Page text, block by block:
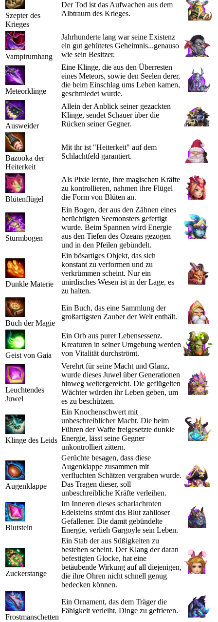
Szepter des
Krieges
Der Tod ist das Aufwachen aus dem
Albtraum des Krieges.
Vampirumhang
Jahrhunderte lang war seine Existenz
ein gut gehütetes Geheimnis...genauso
wie sein Besitzer.
Meteorklinge
Eine Klinge, die aus den Überresten
eines Meteors, sowie den Seelen derer,
die beim Einschlag ums Leben kamen,
geschmiedet wurde.
Ausweider
Allein der Anblick seiner gezackten
Klinge, sendet Schauer über die
Rücken seiner Gegner.
Bazooka der
Heiterkeit
Mit ihr ist "Heiterkeit" auf dem
Schlachtfeld garantiert.
Blütenflügel
Als Pixie lernte, ihre magischen Kräfte
zu kontrollieren, nahmen ihre Flügel
die Form von Blüten an.
Sturmbogen
Ein Bogen, der aus den Zähnen eines
berüchtigten Seemonsters gefertigt
wurde. Beim Spannen wird Energie
aus den Tiefen des Ozeans gezogen
und in den Pfeilen gebündelt.
Dunkle Materie
Ein bösartiges Objekt, das sich
konstant zu verformen und zu
verkrümmen scheint. Nur ein
unirdisches Wesen ist in der Lage, es
zu halten.
Buch der Magie
Ein Buch, das eine Sammlung der
großartigsten Zauber der Welt enthält.
Geist von Gaia
Ein Orb aus purer Lebensessenz.
Kreaturen in seiner Umgebung werden
von Vitalität durchströmt.
Leuchtendes
Juwel
Verehrt für seine Macht und Glanz,
wurde dieses Juwel über Generationen
hinweg weitergereicht. Die geflügelten
Wächter würden ihr Leben geben, um
es zu beschützen.
Klinge des Leids
Ein Knochenschwert mit
unbeschreiblicher Macht. Die beim
Führen der Waffe freigesetzte dunkle
Energie, lässt seine Gegner
unkontrolliert zittern.
Augenklappe
Gerüchte besagen, dass diese
Augenklappe zusammen mit
verfluchten Schätzen vergraben wurde.
Das Tragen dieser, soll
unbeschreibliche Kräfte verleihen.
Blutstein
Im Inneren dieses scharlachroten
Edelsteins strömt das Blut zahlloser
Gefallener. Die damit gebündelte
Energie, verlieh Gargoyle sein Leben.
Zuckerstange
Ein Stab der aus Süßigkeiten zu
bestehen scheint. Der Klang der daran
befestigten Glocke, hat eine
betäubende Wirkung auf all diejenigen,
die ihre Ohren nicht schnell genug
bedecken können.
Frostmanschetten
Ein Ornament, das dem Träger die
Fähigkeit verleiht, Dinge zu gefrieren.